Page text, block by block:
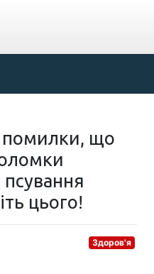
помилки, що
цього!
Здоров'я